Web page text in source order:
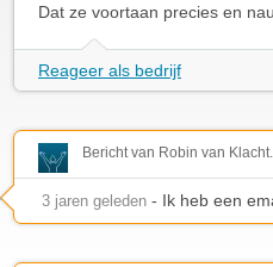
Dat ze voortaan precies en
Reageer als bedrijf
Bericht van Robin van
3 jaren geleden - Ik heb een